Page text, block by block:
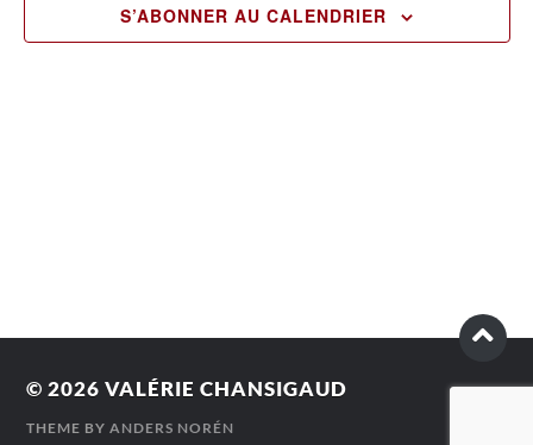
S’ABONNER AU CALENDRIER
© 2026VALÉRIE CHANSIGAUD
THEME BYANDERS NORÉN